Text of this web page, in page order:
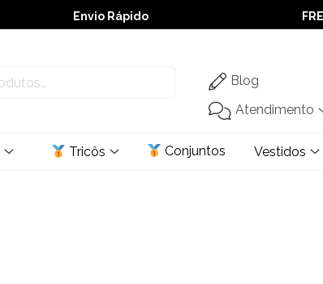
Envio Rápido
➚ Ofertas– Até 60% OFF
Blog
Atendimento
Tricôs Conjuntos Vestidos